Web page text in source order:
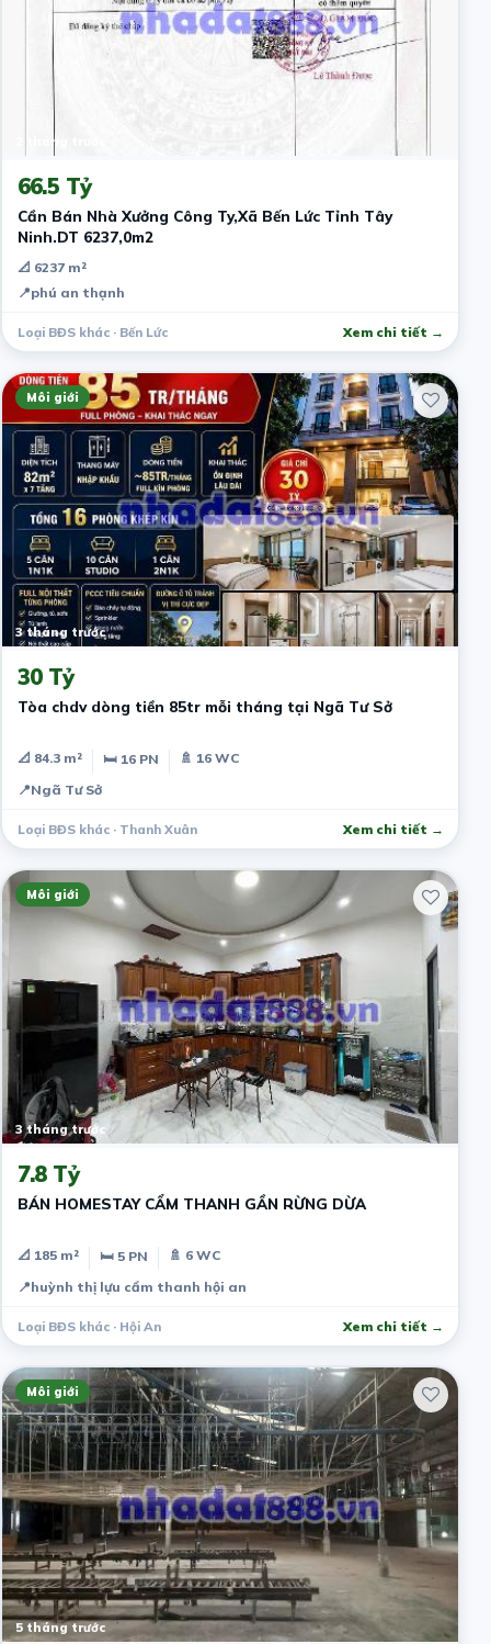
2 tháng trước
66.5 Tỷ
Cần Bán Nhà Xưởng Công Ty,Xã Bến Lức Tỉnh Tây
Ninh.DT 6237,0m2
📐 6237 m²
📍phú an thạnh
Loại BĐS khác · Bến Lức Xem chi tiết →
Môi giới
3 tháng trước
30 Tỷ
Tòa chdv dòng tiền 85tr mỗi tháng tại Ngã Tư Sở
📐 84.3 m² 🛏 16 PN
🚿 16 WC
📍Ngã Tư Sở
Loại BĐS khác · Thanh Xuân Xem chi tiết →
Môi giới
3 tháng trước
7.8 Tỷ
BÁN HOMESTAY CẨM THANH GẦN RỪNG DỪA
📐 185 m² 🛏 5 PN
🚿 6 WC
📍huỳnh thị lựu cẩm thanh hội an
Loại BĐS khác · Hội An Xem chi tiết →
Môi giới
5 tháng trước